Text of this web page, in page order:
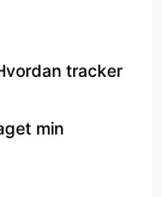
tracker
min